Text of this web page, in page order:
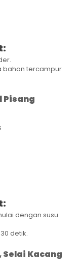
bahan tercampur
Pisang
dengan susu
detik.
Kacang